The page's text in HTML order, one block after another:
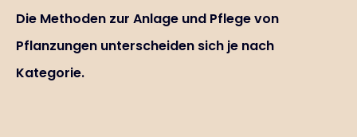
Die Methoden zur Anlage und Pflege von
Pflanzungen unterscheiden sich je nach
Kategorie.